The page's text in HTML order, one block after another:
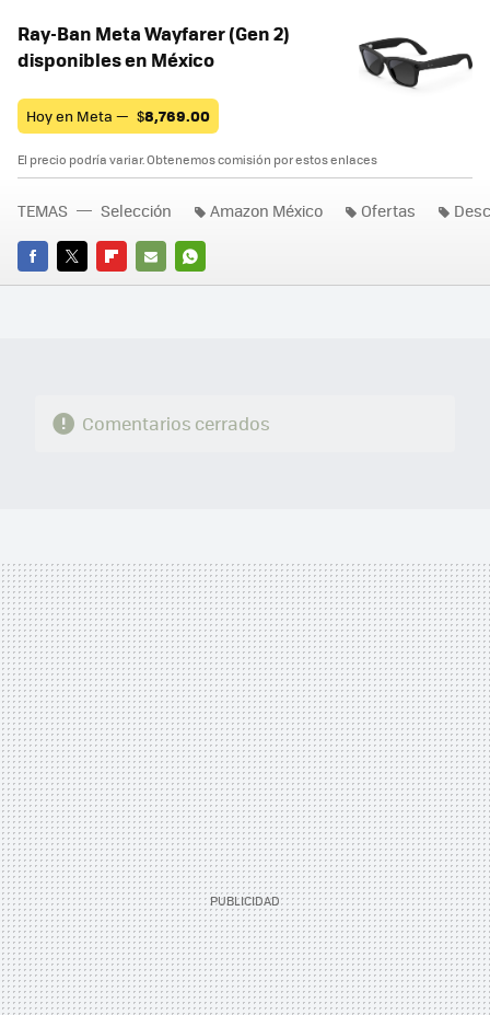
Ray-Ban Meta Wayfarer (Gen 2)
disponibles en México
Hoy en Meta — $8,769.00
El precio podría variar. Obtenemos comisión por estos enlaces
FACEBOOK
TWITTERFLIPBOARD
E-
WHATSAPP
TEMAS Selección Amazon México Ofertas
Comentarios cerrados